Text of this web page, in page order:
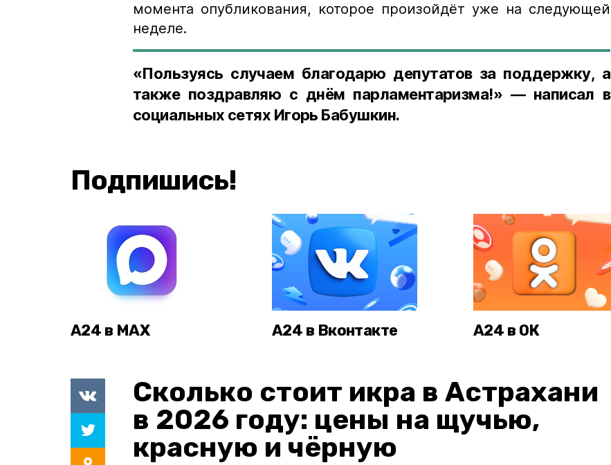
момента опубликования, которое произойдёт уже на следующей
неделе.
«Пользуясь случаем благодарю депутатов за поддержку, а
также поздравляю с днём парламентаризма!» — написал в
социальных сетях Игорь Бабушкин.
Подпишись!
А24 в MAX А24 в Вконтакте А24 в ОК
Сколько стоит икра в Астрахани
в 2026 году: цены на щучью,
красную и чёрную